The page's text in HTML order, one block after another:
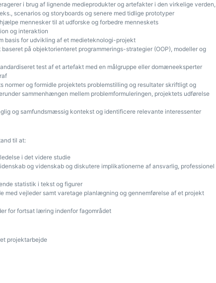
i brug af lignende medieprodukter og artefakter i den virkelige verden,
scenarios og storyboards og senere med tidlige prototyper
mennesker til at udforske og forbedre menneskets
og interaktion
basis for udvikling af et medieteknologi-projekt
på objektorienteret programmerings-strategier (OOP), modeller og
test af et artefakt med en målgruppe eller domæneeksperter
normer og formidle projektets problemstilling og resultater skriftligt og
sammenhængen mellem problemformuleringen, projektets udførelse
og samfundsmæssig kontekst og identificere relevante interessenter
til at:
i det videre studie
og videnskab og diskutere implikationerne af ansvarlig, professionel
statistik i tekst og figurer
med vejleder samt varetage planlægning og gennemførelse af et projekt
for fortsat læring indenfor fagområdet
projektarbejde